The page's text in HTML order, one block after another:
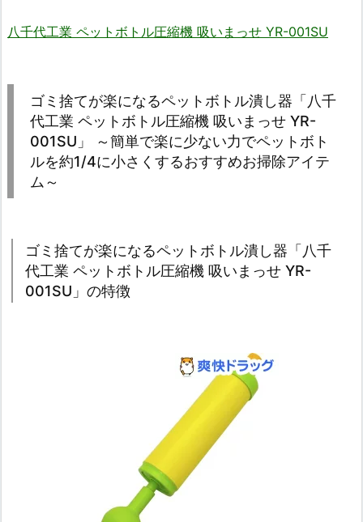
八千代工業 ペットボトル圧縮機 吸いまっせ YR-001SU
ゴミ捨てが楽になるペットボトル潰し器「八千
代工業 ペットボトル圧縮機 吸いまっせ YR-
001SU」 ～簡単で楽に少ない力でペットボト
ルを約1/4に小さくするおすすめお掃除アイテ
ム～
ゴミ捨てが楽になるペットボトル潰し器「八千
代工業 ペットボトル圧縮機 吸いまっせ YR-
001SU」の特徴